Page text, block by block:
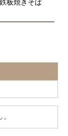
板焼きそば